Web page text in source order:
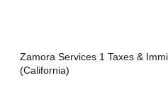
Zamora Services 1 Taxes &
(California)